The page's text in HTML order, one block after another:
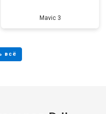
Mavic 3